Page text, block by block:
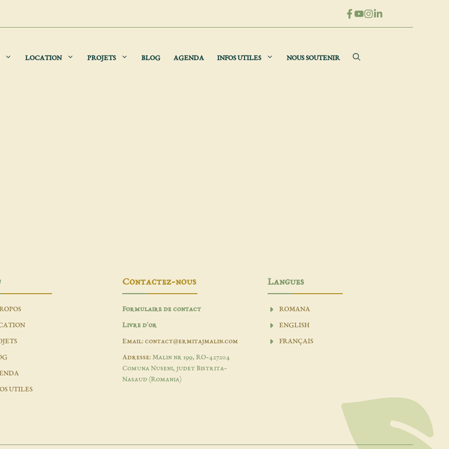
LOCATION PROJETS BLOG AGENDA INFOS UTILES NOUS SOUTENIR
UTILES
Contactez-nous
Formulaire de contact
Livre d'or
Email: contact@ermitajmalin.com
Adresse: Malin nr 199, RO-427204
Comuna Nuseni, judet Bistrita-
Nasaud (Romania)
Langues
ROMANA
ENGLISH
FRANÇAIS